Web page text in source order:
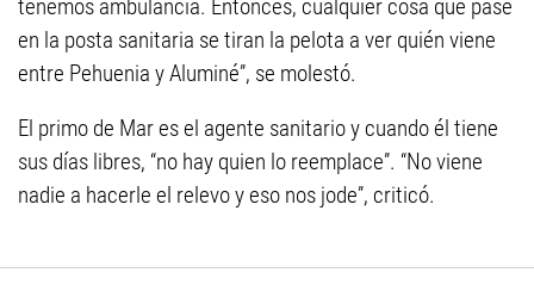
tenemos ambulancia. Entonces, cualquier cosa que pase
en la posta sanitaria se tiran la pelota a ver quién viene
entre Pehuenia y Aluminé”, se molestó.
El primo de Mar es el agente sanitario y cuando él tiene
sus días libres, “no hay quien lo reemplace”. “No viene
nadie a hacerle el relevo y eso nos jode”, criticó.